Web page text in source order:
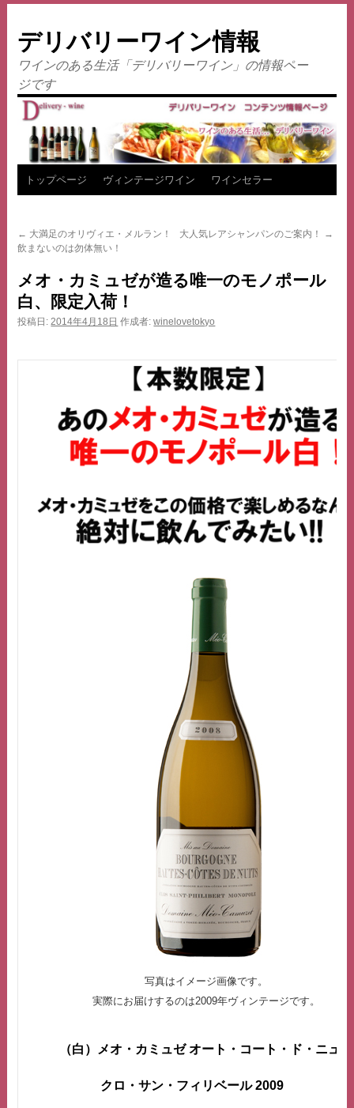
デリバリーワイン情報
ワインのある生活「デリバリーワイン」の情報ペー
ジです
コ
テ
ツ
へ
ス
トップページ ヴィンテージワイン ワインセラー
← 大満足のオリヴィエ・メルラン！
飲まないのは勿体無い！
大人気レアシャンパンのご案内！ →
メオ・カミュゼが造る唯一のモノポール
白、限定入荷！
投稿日: 2014年4月18日 作成者: winelovetokyo
写真はイメージ画像です。
実際にお届けするのは2009年ヴィンテージです。
（白）メオ・カミュゼオート・コート・ド・ニュイ
クロ・サン・フィリベール 2009